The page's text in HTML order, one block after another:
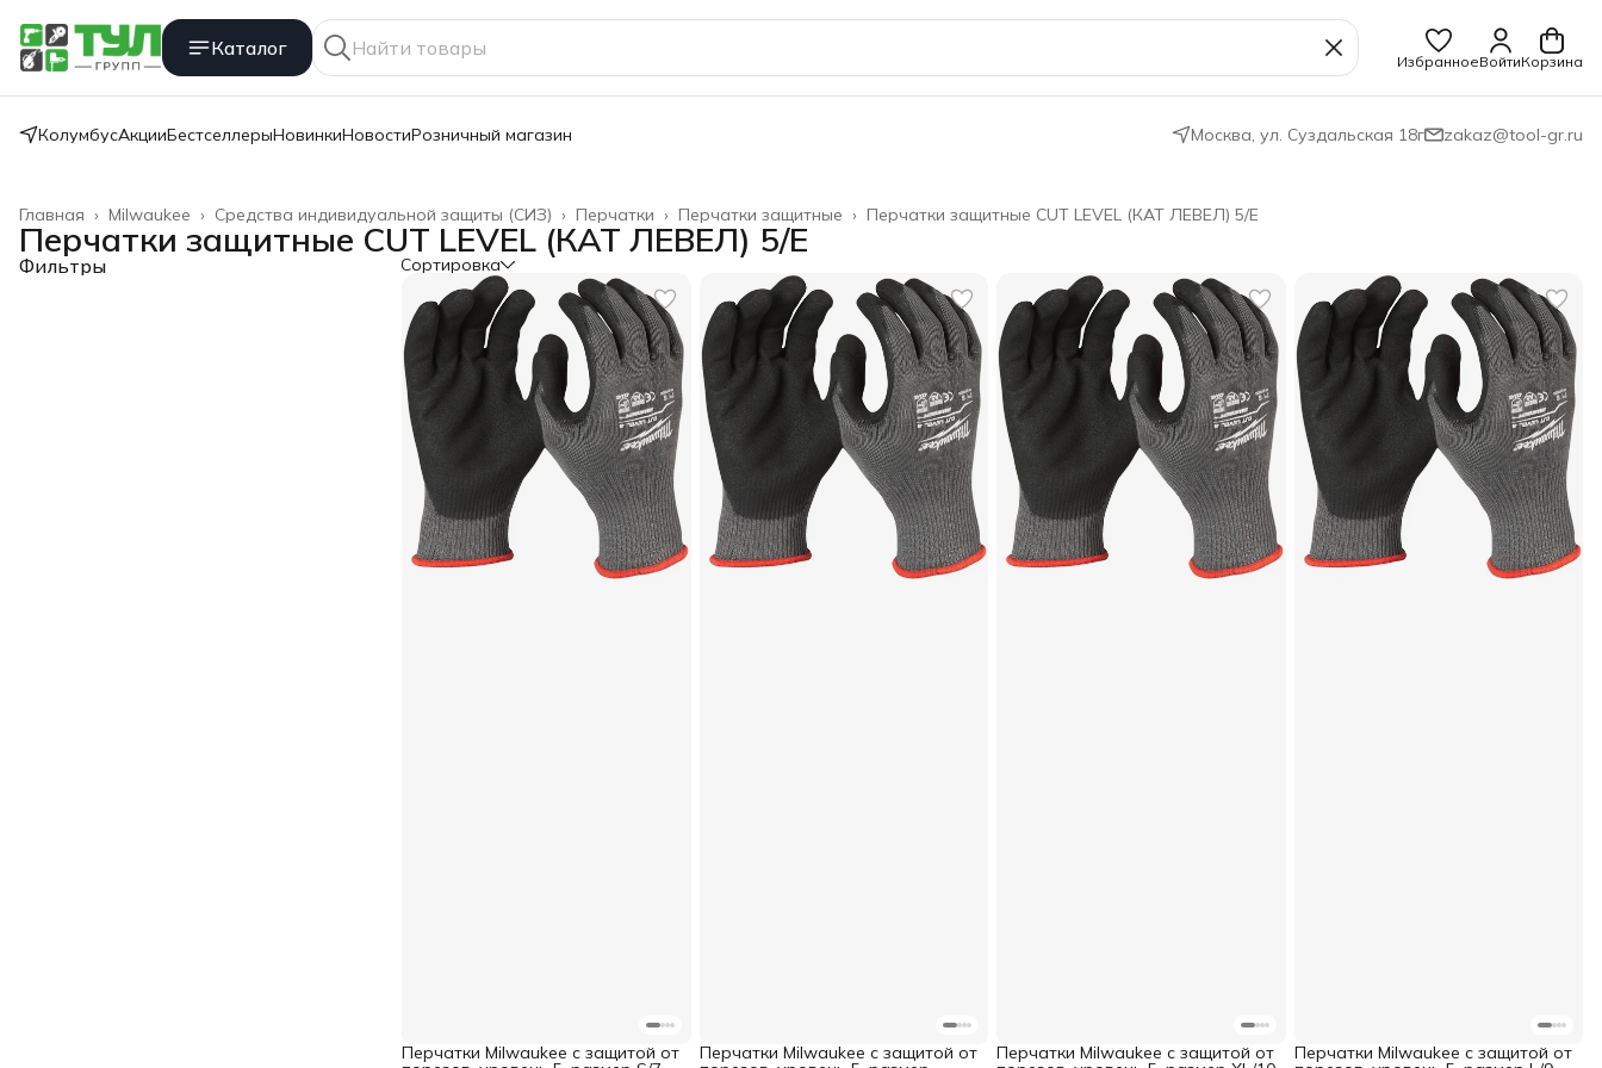
Каталог
ИзбранноеВойтиКорзина
КолумбусАкцииБестселлерыНовинкиНовостиРозничный магазин Москва, ул. Суздальская 18г zakaz@tool-gr.ru
Перчатки защитные CUT LEVEL (КАТ ЛЕВЕЛ) 5/E
Перчатки защитные ›
Перчатки ›
Средства индивидуальной защиты (СИЗ) ›
Milwaukee ›
Главная ›
Перчатки защитные CUT LEVEL (КАТ ЛЕВЕЛ) 5/E
Фильтры Сортировка
Перчатки Milwaukee с защитой от Перчатки Milwaukee с защитой от Перчатки Milwaukee с защитой от Перчатки Milwaukee с защитой от